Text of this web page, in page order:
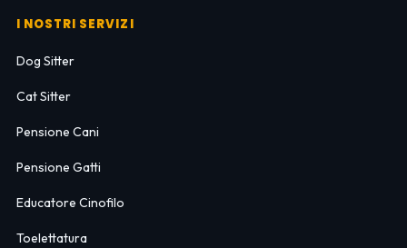
I NOSTRI SERVIZI
Dog Sitter
Cat Sitter
Pensione Cani
Pensione Gatti
Educatore Cinofilo
Toelettatura